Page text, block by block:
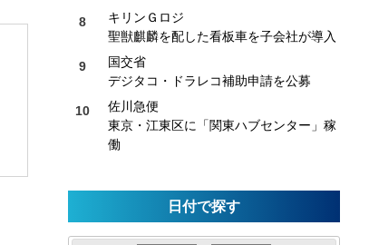
キリンＧロジ
聖獣麒麟を配した看板車を子会社が導入
国交省
デジタコ・ドラレコ補助申請を公募
佐川急便
東京・江東区に「関東ハブセンター」稼
働
日付で探す